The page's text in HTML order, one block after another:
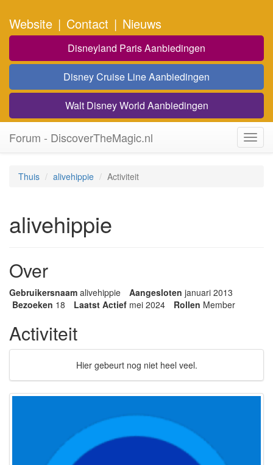
Website | Contact | Nieuws
Disneyland Paris Aanbiedingen
Disney Cruise Line Aanbiedingen
Walt Disney World Aanbiedingen
Forum - DiscoverTheMagic.nl
Thuis alivehippie Activiteit
alivehippie
Over
Gebruikersnaam alivehippie Aangesloten januari 2013
Bezoeken 18 Laatst Actief mei 2024 Rollen Member
Activiteit
Hier gebeurt nog niet heel veel.